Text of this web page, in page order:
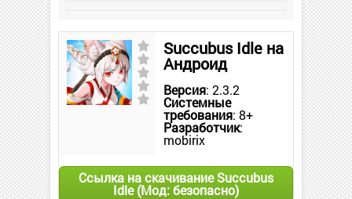
Succubus Idle на
Андроид
Версия: 2.3.2
Системные
требования: 8+
Разработчик:
mobirix
Ссылка на скачивание Succubus
Idle (Мод: безопасно)